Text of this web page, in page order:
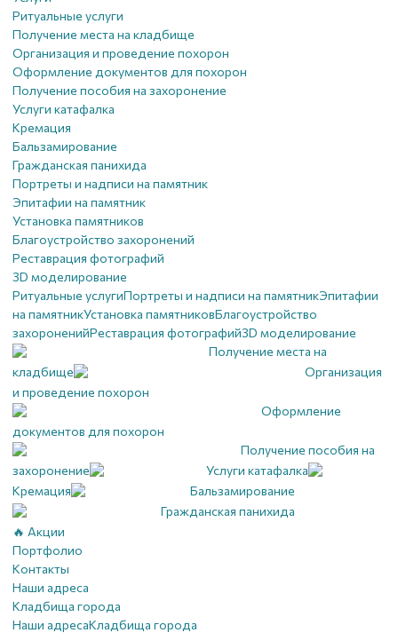
Ритуальные услуги
Получение места на кладбище
Организация и проведение похорон
Оформление документов для похорон
Получение пособия на захоронение
Услуги катафалка
Кремация
Бальзамирование
Гражданская панихида
Портреты и надписи на памятник
Эпитафии на памятник
Установка памятников
Благоустройство захоронений
Реставрация фотографий
3D моделирование
Ритуальные услугиПортреты и надписи на памятникЭпитафии
на памятникУстановка памятниковБлагоустройство
захороненийРеставрация фотографий3D моделирование
Получение места на
кладбище
Организация
и проведение похорон
Оформление
документов для похорон
Получение пособия на
захоронение
Услуги катафалка
Кремация
Бальзамирование
Гражданская панихида
🔥 Акции
Портфолио
Контакты
Наши адреса
Кладбища города
Наши адресаКладбища города